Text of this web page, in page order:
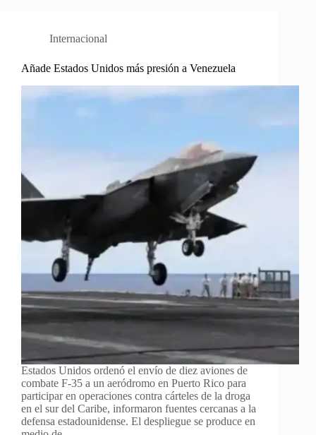
Internacional
Añade Estados Unidos más presión a Venezuela
Estados Unidos ordenó el envío de diez aviones de
combate F-35 a un aeródromo en Puerto Rico para
participar en operaciones contra cárteles de la droga
en el sur del Caribe, informaron fuentes cercanas a la
defensa estadounidense. El despliegue se produce en